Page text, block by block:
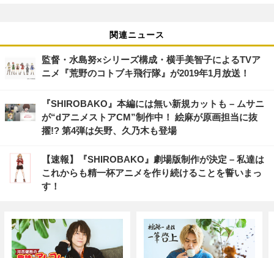
関連ニュース
監督・水島努×シリーズ構成・横手美智子によるTVア
ニメ『荒野のコトブキ飛行隊』が2019年1月放送！
『SHIROBAKO』本編には無い新規カットも – ムサニ
が“dアニメストアCM”制作中！ 絵麻が原画担当に抜
擢!? 第4弾は矢野、久乃木も登場
【速報】『SHIROBAKO』劇場版制作が決定 – 私達は
これからも精一杯アニメを作り続けることを誓いまっ
す！